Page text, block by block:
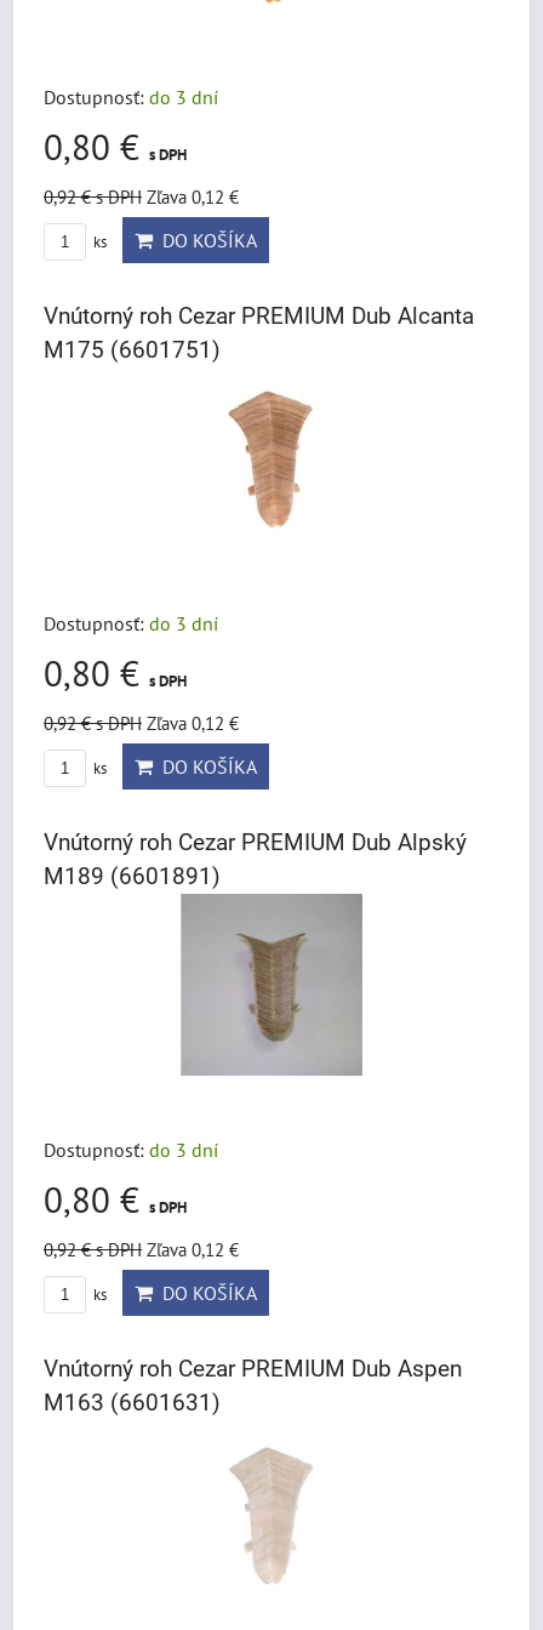
Dostupnosť: do 3 dní
0,80 € s DPH
0,92 €s DPH Zľava 0,12 €
ks DO KOŠÍKA
Vnútorný roh Cezar PREMIUM Dub Alcanta
M175 (6601751)
Dostupnosť: do 3 dní
0,80 € s DPH
0,92 €s DPH Zľava 0,12 €
ks DO KOŠÍKA
Vnútorný roh Cezar PREMIUM Dub Alpský
M189 (6601891)
Dostupnosť: do 3 dní
0,80 € s DPH
0,92 €s DPH Zľava 0,12 €
ks DO KOŠÍKA
Vnútorný roh Cezar PREMIUM Dub Aspen
M163 (6601631)